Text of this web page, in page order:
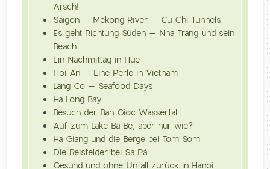
Arsch!
Saigon – Mekong River – Cu Chi Tunnels
Es geht Richtung Süden – Nha Trang und sein
Beach
Ein Nachmittag in Hue
Hoi An – Eine Perle in Vietnam
Lang Co – Seafood Days
Ha Long Bay
Besuch der Ban Gioc Wasserfall
Auf zum Lake Ba Be, aber nur wie?
Ha Giang und die Berge bei Tom Som
Die Reisfelder bei Sa Pá
Gesund und ohne Unfall zurück in Hanoi